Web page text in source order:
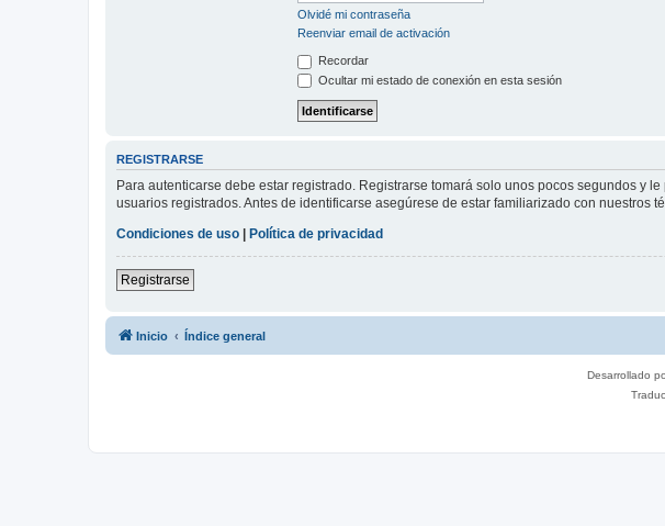
Olvidé mi contraseña
Reenviar email de activación
Recordar
Ocultar mi estado de conexión en esta sesión
REGISTRARSE
Para autenticarse debe estar registrado. Registrarse tomará solo unos pocos segundos y
usuarios registrados. Antes de identificarse asegúrese de estar familiarizado con nuestros
Condiciones de uso | Política de privacidad
Registrarse
Inicio Índice general
Desarrollado